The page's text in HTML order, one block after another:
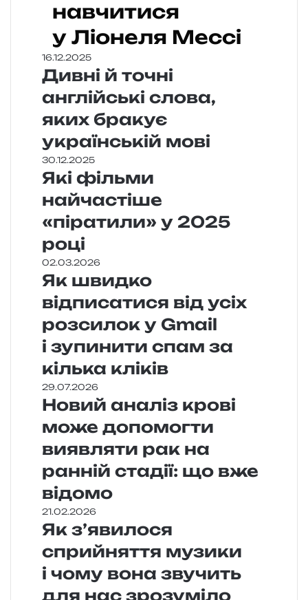
навчитися
у Ліонеля Мессі
16.12.2025
Дивні й точні
англійські слова,
яких бракує
українській мові
30.12.2025
Які фільми
найчастіше
«піратили» у 2025
році
02.03.2026
Як швидко
відписатися від усіх
розсилок у Gmail
і зупинити спам за
кілька кліків
29.07.2026
Новий аналіз крові
може допомогти
виявляти рак на
ранній стадії: що вже
відомо
21.02.2026
Як з’явилося
сприйняття музики
і чому вона звучить
для нас зрозуміло